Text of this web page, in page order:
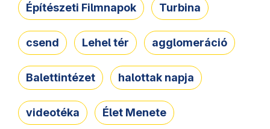
Építészeti Filmnapok Turbina
csend Lehel tér agglomeráció
Balettintézet halottak napja
videotéka Élet Menete